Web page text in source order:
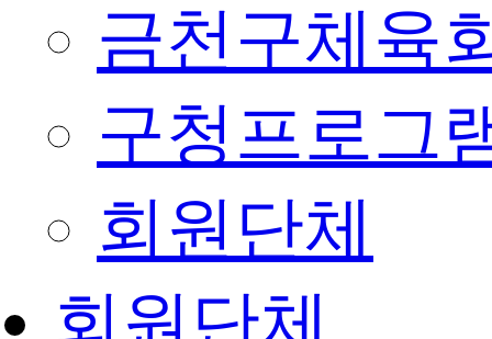
금천구체육
구청프로그
회원단체
회원단체